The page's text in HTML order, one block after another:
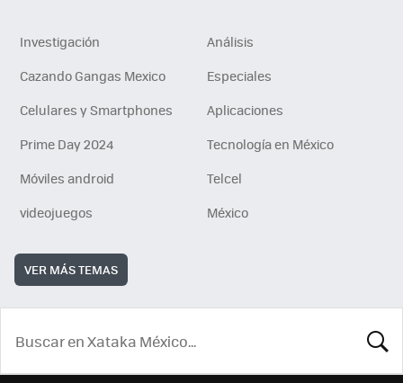
Investigación
Análisis
Cazando Gangas Mexico
Especiales
Celulares y Smartphones
Aplicaciones
Prime Day 2024
Tecnología en México
Móviles android
Telcel
videojuegos
México
VER MÁS TEMAS